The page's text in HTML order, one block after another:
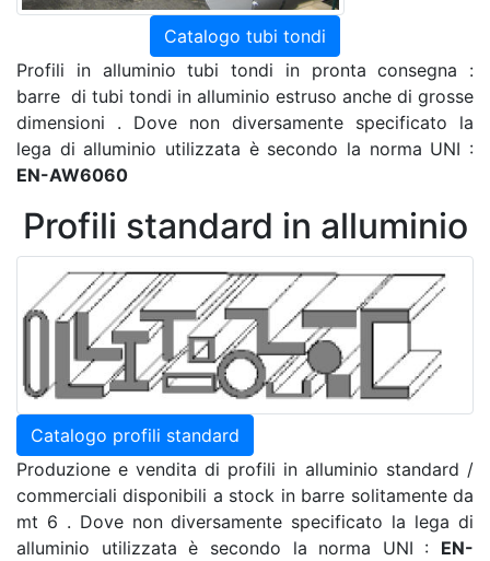
Catalogo tubi tondi
Profili in alluminio tubi tondi in pronta consegna :
barre di tubi tondi in alluminio estruso anche di grosse
dimensioni . Dove non diversamente specificato la
lega di alluminio utilizzata è secondo la norma UNI :
EN-AW6060
Profili standard in alluminio
Catalogo profili standard
Produzione e vendita di profili in alluminio standard /
commerciali disponibili a stock in barre solitamente da
mt 6 . Dove non diversamente specificato la lega di
alluminio utilizzata è secondo la norma UNI : EN-